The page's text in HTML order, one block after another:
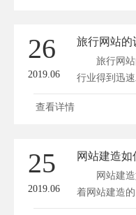
26
2019.06
旅行网站的
旅行网站
行业得到迅
理...
查看详情
25
2019.06
网站建造
网站建造
着网站建造